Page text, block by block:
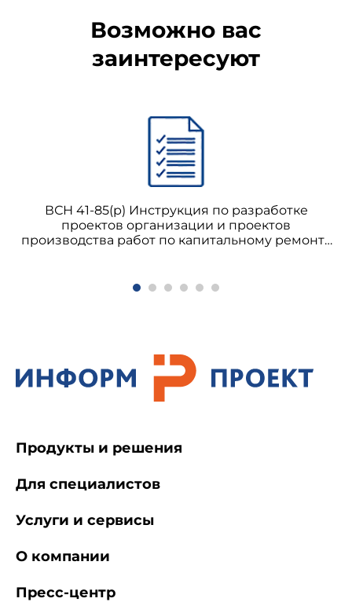
Возможно вас
заинтересуют
ВСН 41-85(р) Инструкция по разработке
проектов организации и проектов
производства работ по капитальному ремонту
Продукты и решения
Для специалистов
Услуги и сервисы
О компании
Пресс-центр